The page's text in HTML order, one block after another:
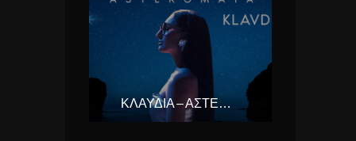
ΚΛΑΥΔΊΑ – ΑΣΤΕΡΟΜΆΤΑ (EUROVISION ΕΛΛΆΔΑ 2025)